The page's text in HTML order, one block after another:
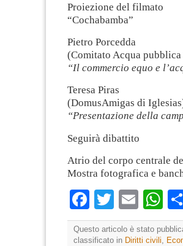
Proiezione del filmato
“Cochabamba”
Pietro Porcedda
(Comitato Acqua
“Il commercio equo e
Teresa Piras
(DomusAmigas di
“Presentazione della
Seguirà dibattito
Atrio del corpo centrale
Mostra fotografica e
Facebook
TwitterEmail
Questo articolo è stato
classificato in Diritti civili,